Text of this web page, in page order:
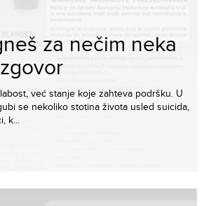
za nečim neka
već stanje koje zahteva podršku. U
se nekoliko stotina života usled suicida,
k...